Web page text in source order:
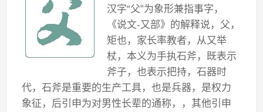
汉字“父”为象形兼指事字，
《说文-又部》的解释说，父，
矩也，家长率教者，从又举
杖，本义为手执石斧，既表示
斧子，也表示把持，石器时
代，石斧是重要的生产工具，也是兵器，是权力
象征，后引申为对男性长辈的通称，，其他引申